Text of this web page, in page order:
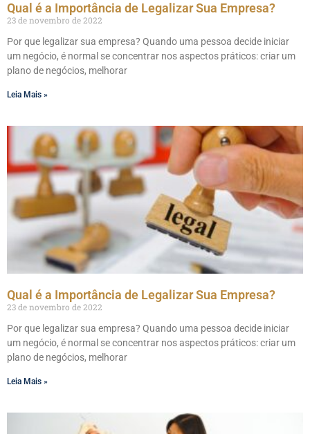
Qual é a Importância de Legalizar Sua Empresa?
23 de novembro de 2022
Por que legalizar sua empresa? Quando uma pessoa decide iniciar
um negócio, é normal se concentrar nos aspectos práticos: criar um
plano de negócios, melhorar
Leia Mais »
Qual é a Importância de Legalizar Sua Empresa?
23 de novembro de 2022
Por que legalizar sua empresa? Quando uma pessoa decide iniciar
um negócio, é normal se concentrar nos aspectos práticos: criar um
plano de negócios, melhorar
Leia Mais »